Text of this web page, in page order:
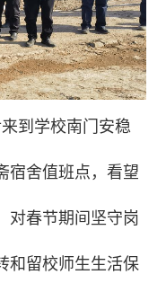
到学校南门安稳
宿舍值班点，看望
对春节期间坚守岗
和留校师生生活保